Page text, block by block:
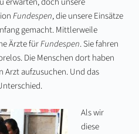
Fundespen, die unsere Einsätze
gemacht. Mittlerweile
Ärzte fürFundespen. Sie fahren
Die Menschen dort haben
Arzt aufzusuchen. Und das
Als wir
diese